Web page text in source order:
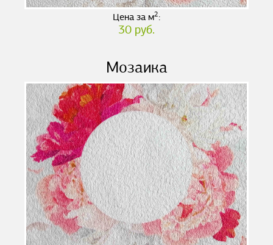
Цена за м2:
30 руб.
Мозаика